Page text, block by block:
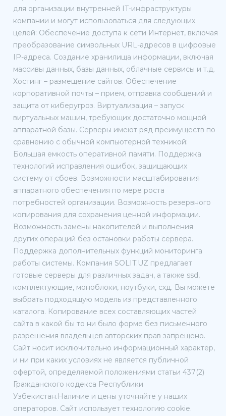
для организации внутренней IT-инфраструктуры
компании и могут использоваться для следующих
целей: Обеспечение доступа к сети Интернет, включая
преобразование символьных URL-адресов в цифровые
IP-адреса. Создание хранилища информации, включая
массивы данных, базы данных, облачные сервисы и т.д.
Хостинг – размещение сайтов. Обеспечение
корпоративной почты – прием, отправка сообщений и
защита от киберугроз. Виртуализация – запуск
виртуальных машин, требующих достаточно мощной
аппаратной базы. Серверы имеют ряд преимуществ по
сравнению с обычной компьютерной техникой:
Большая емкость оперативной памяти. Поддержка
технологий исправления ошибок, защищающих
систему от сбоев. Возможности масштабирования
аппаратного обеспечения по мере роста
потребностей организации. Возможность резервного
копирования для сохранения ценной информации.
Возможность замены накопителей и выполнения
других операций без остановки работы сервера.
Поддержка дополнительных функций мониторинга
работы системы. Компания SOLIT.UZ предлагает
готовые серверы для различных задач, а также ssd,
комплектующие, моноблоки, ноутбуки, схд. Вы можете
выбрать подходящую модель из представленного
каталога. Копирование всех составляющих частей
сайта в какой бы то ни было форме без письменного
разрешения владельцев авторских прав запрещено.
Сайт носит исключительно информационный характер,
и ни при каких условиях не является публичной
офертой, определяемой положениями статьи 437(2)
Гражданского кодекса Республики
Узбекистан.Наличие и цены уточняйте у наших
операторов. Сайт использует технологию cookie.